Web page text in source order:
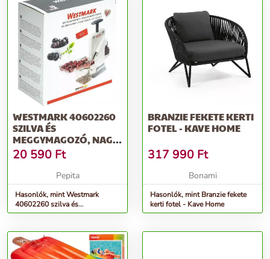
WESTMARK 40602260
SZILVA ÉS
MEGGYMAGOZÓ, NAGY
TELJESÍTMÉNYŰ,
STEINOMAT
20 590 Ft
Pepita
Hasonlók, mint Westmark
40602260 szilva és
meggymagozó, nagy
BRANZIE FEKETE KERTI
FOTEL - KAVE HOME
317 990 Ft
Bonami
Hasonlók, mint Branzie fekete
kerti fotel - Kave Home